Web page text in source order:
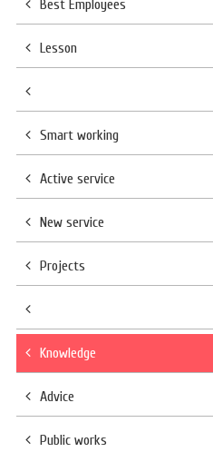
Best Employees
Lesson
Smart working
Active service
New service
Projects
Knowledge
Advice
Public works